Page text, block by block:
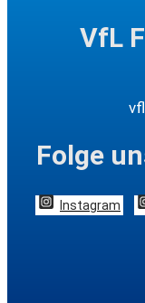
VfL
Folge
Instagram